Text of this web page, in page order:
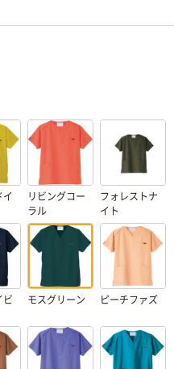
イ
リビングコー
ラル
フォレストナ
イト
ビ
モスグリーン ピーチファズ